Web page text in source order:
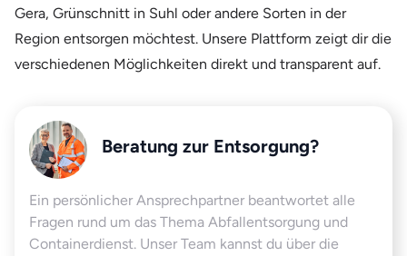
Gera, Grünschnitt in Suhl oder andere Sorten in der
Region entsorgen möchtest. Unsere Plattform zeigt dir die
verschiedenen Möglichkeiten direkt und transparent auf.
Beratung zur Entsorgung?
Ein persönlicher Ansprechpartner beantwortet alle
Fragen rund um das Thema Abfallentsorgung und
Containerdienst. Unser Team kannst du über die